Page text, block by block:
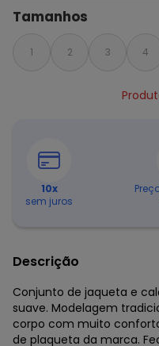
Tamanhos
1 2 3 4
10x
sem juros
Descrição
Conjunto de jaqueta e
suave. Modelagem
corpo com muito
de plaqueta da marca.